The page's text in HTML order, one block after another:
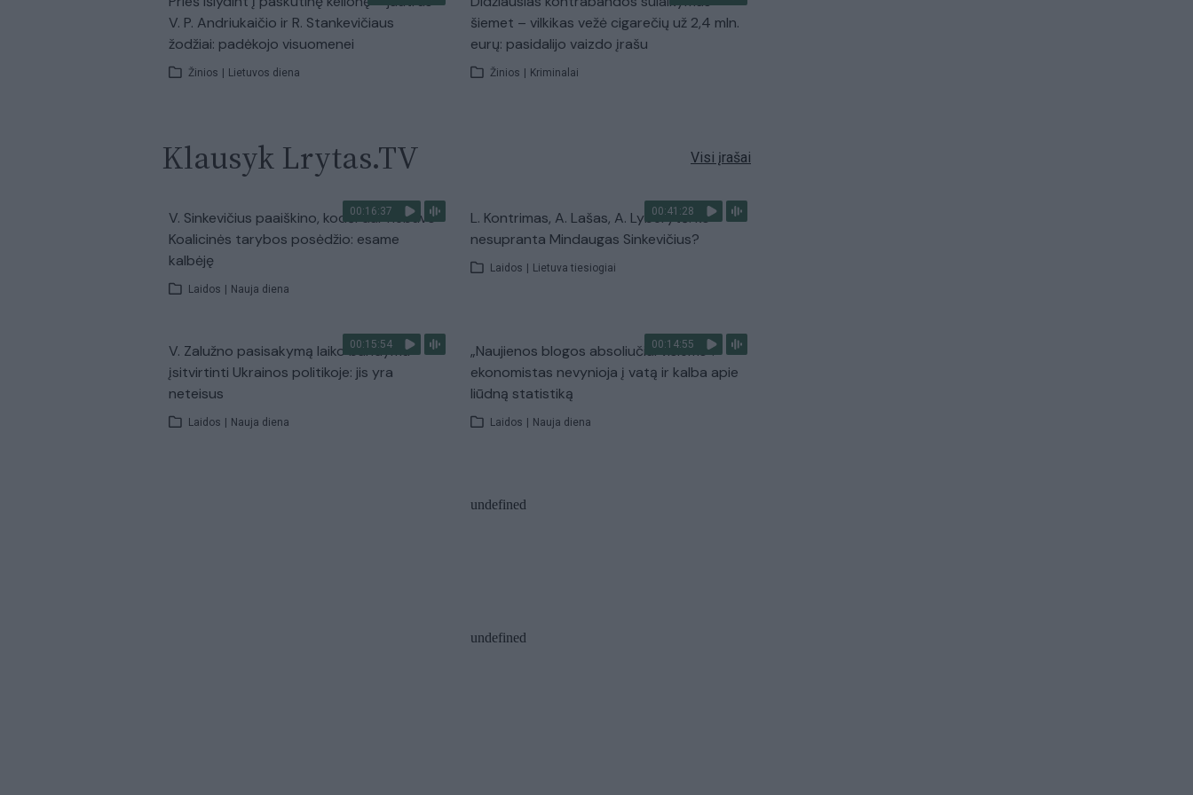
V. P. Andriukaičio ir R. Stankevičiaus
žodžiai: padėkojo visuomenei
Žinios | Lietuvos diena
šiemet – vilkikas vežė cigarečių už 2,4 mln.
eurų: pasidalijo vaizdo įrašu
Žinios | Kriminalai
Klausyk Lrytas.TV Visi įrašai
00:16:37
V. Sinkevičius paaiškino, kodėl dar nebuvo
Koalicinės tarybos posėdžio: esame
kalbėję
Laidos | Nauja diena
00:41:28
L. Kontrimas, A. Lašas, A. Lyberytė: ko
nesupranta Mindaugas Sinkevičius?
Laidos | Lietuva tiesiogiai
00:15:54
V. Zalužno pasisakymą laiko bandymu
įsitvirtinti Ukrainos politikoje: jis yra
neteisus
Laidos | Nauja diena
00:14:55
„Naujienos blogos absoliučiai visiems“:
ekonomistas nevynioja į vatą ir kalba apie
liūdną statistiką
Laidos | Nauja diena